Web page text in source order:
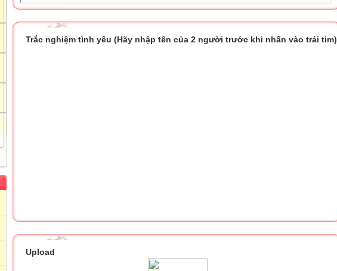
Trắc nghiệm tình yêu (Hãy nhập tên của 2 người trước khi nhấn vào trái tim)
Upload